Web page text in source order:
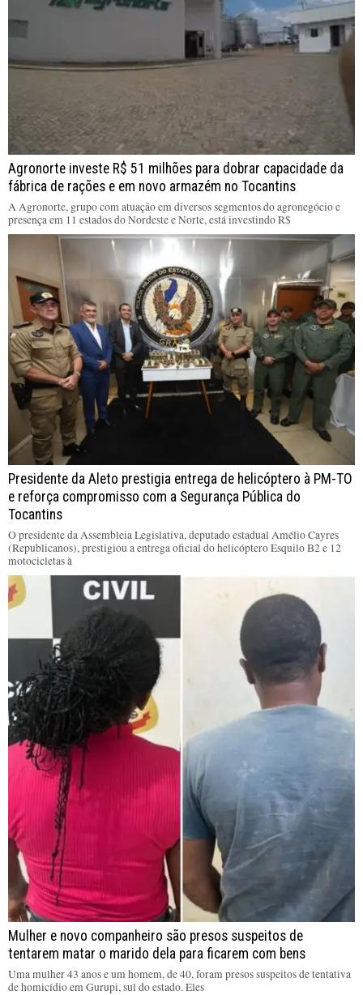
Agronorte investe R$ 51 milhões para dobrar capacidade da
fábrica de rações e em novo armazém no Tocantins
A Agronorte, grupo com atuação em diversos segmentos do agronegócio e
presença em 11 estados do Nordeste e Norte, está investindo R$
Presidente da Aleto prestigia entrega de helicóptero à PM-TO
e reforça compromisso com a Segurança Pública do
Tocantins
O presidente da Assembleia Legislativa, deputado estadual Amélio Cayres
(Republicanos), prestigiou a entrega oficial do helicóptero Esquilo B2 e 12
motocicletas à
Mulher e novo companheiro são presos suspeitos de
tentarem matar o marido dela para ficarem com bens
Uma mulher 43 anos e um homem, de 40, foram presos suspeitos de tentativa
de homicídio em Gurupi, sul do estado. Eles